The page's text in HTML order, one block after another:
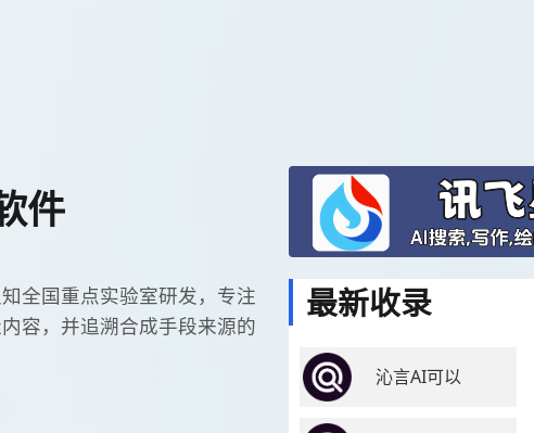
件
全国重点实验室研发，专注
容，并追溯合成手段来源的
最新收录
沁言AI可以